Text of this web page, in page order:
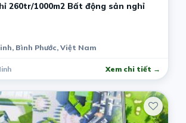
260tr/1000m2 Bất động sản nghỉ
Bình Phước, Việt Nam
Xem chi tiết →